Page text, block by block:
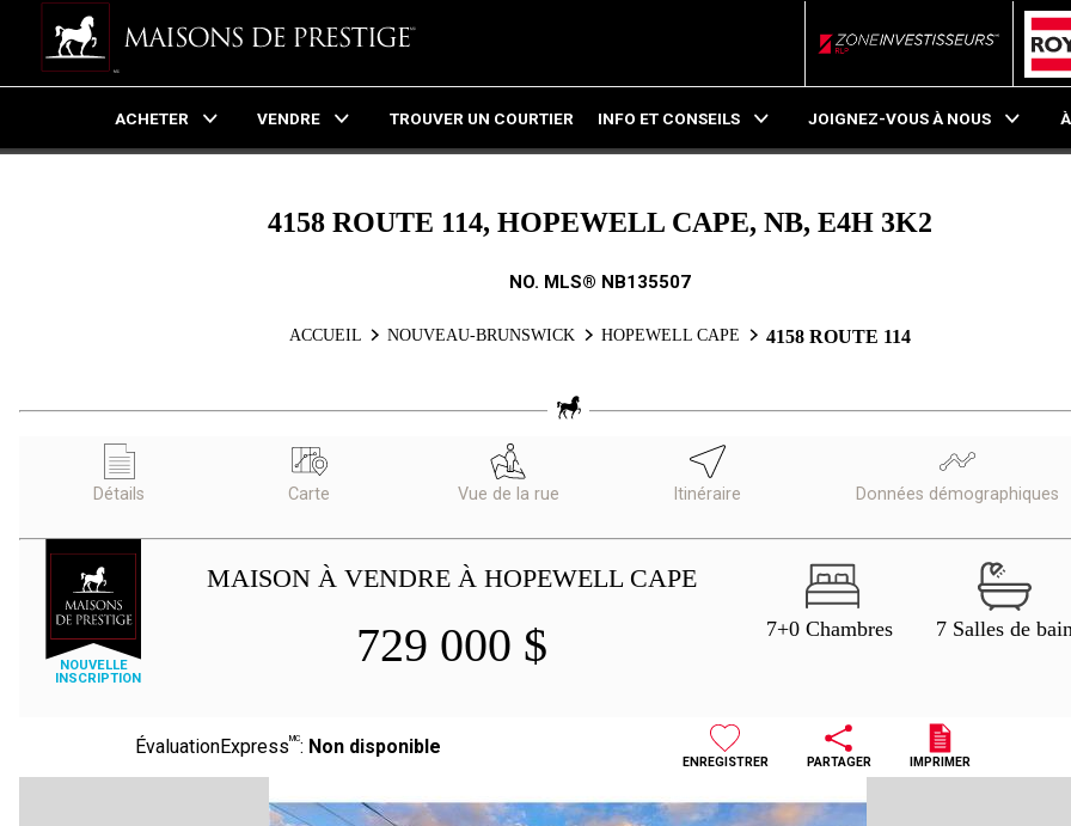
ZoneInvestisseurs
ACHETER VENDRE TROUVER UN COURTIER INFO ET CONSEILS JOIGNEZ-VOUS À NOUS
4158 ROUTE 114, HOPEWELL CAPE, NB, E4H 3K2
NO. MLS® NB135507
ACCUEIL NOUVEAU-BRUNSWICK HOPEWELL CAPE 4158 ROUTE 114
Détails Carte Vue de la rue Itinéraire Données démographiques
NOUVELLE
INSCRIPTION
MAISON À VENDRE À HOPEWELL CAPE
729 000 $ 7+0 Chambres 7 Salles de
ÉvaluationExpressMC: Non disponible
ENREGISTRER PARTAGER IMPRIMER